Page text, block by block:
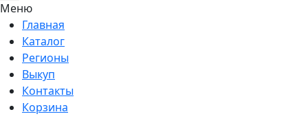
Меню
Главная
Каталог
Регионы
Выкуп
Контакты
Корзина